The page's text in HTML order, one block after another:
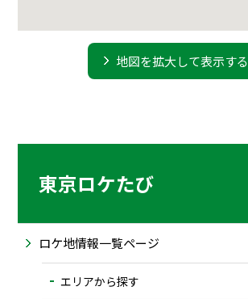
地図を拡大して表示する
東京ロケたび
ロケ地情報一覧ページ
エリアから探す